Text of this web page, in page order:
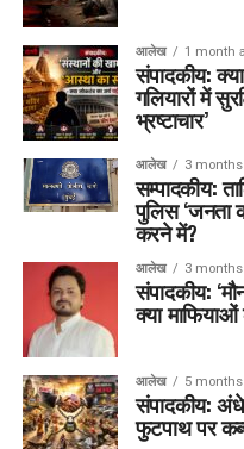
आलेख 1 month
संपादकीय:
गलियारों में
भ्रष्टाचार’
आलेख 3
सम्पादकीय:
पुलिस ‘जनता
करने में?
आलेख 3
संपादकीय:
क्या
आलेख 5
संपादकीय:
फुटपाथ पर